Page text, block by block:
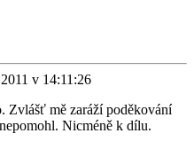
v 14:11:26
Zvlášť mě zaráží poděkování
Nicméně k dílu.